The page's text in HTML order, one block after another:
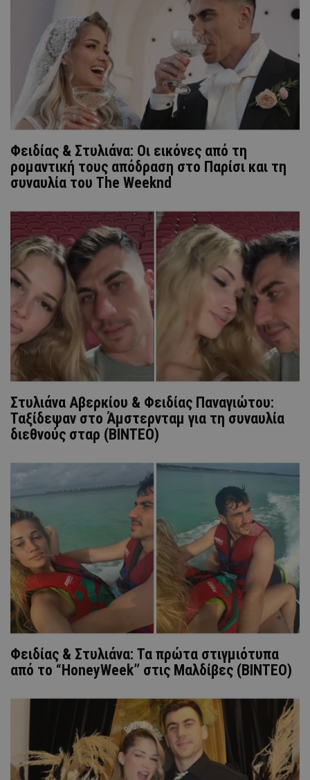
Φειδίας & Στυλιάνα: Οι εικόνες από τη
ρομαντική τους απόδραση στο Παρίσι και τη
συναυλία του The Weeknd
Στυλιάνα Αβερκίου & Φειδίας Παναγιώτου:
Ταξίδεψαν στο Άμστερνταμ για τη συναυλία
διεθνούς σταρ (ΒΙΝΤΕΟ)
Φειδίας & Στυλιάνα: Τα πρώτα στιγμιότυπα
από το “HoneyWeek” στις Μαλδίβες (ΒΙΝΤΕΟ)